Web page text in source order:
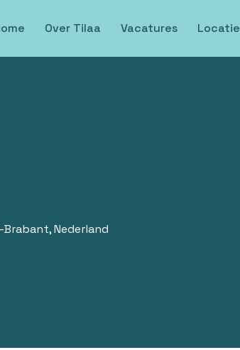
Over Tilaa Vacatures Locatie
Brabant,Nederland